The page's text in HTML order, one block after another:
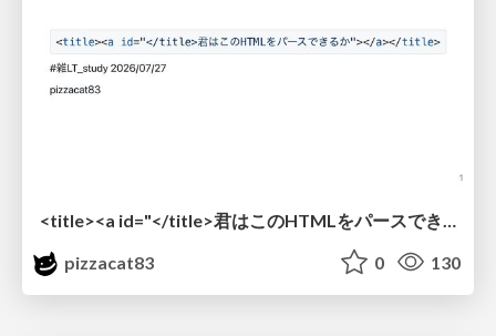
pizzacat83
0 130